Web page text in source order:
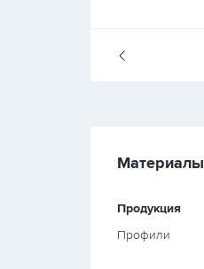
Материалы
Продукция
Профили